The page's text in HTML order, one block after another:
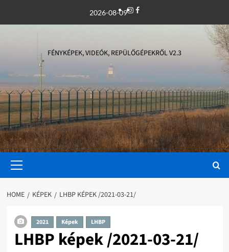
2026-08-09Instagram
Facebook
FÉNYKÉPEK, VIDEÓK, REPÜLŐGÉPEKRŐL V2.3
Menu
HOME KÉPEK LHBP KÉPEK /2021-03-21/
2021 Képek LHBP
LHBP képek /2021-03-21/